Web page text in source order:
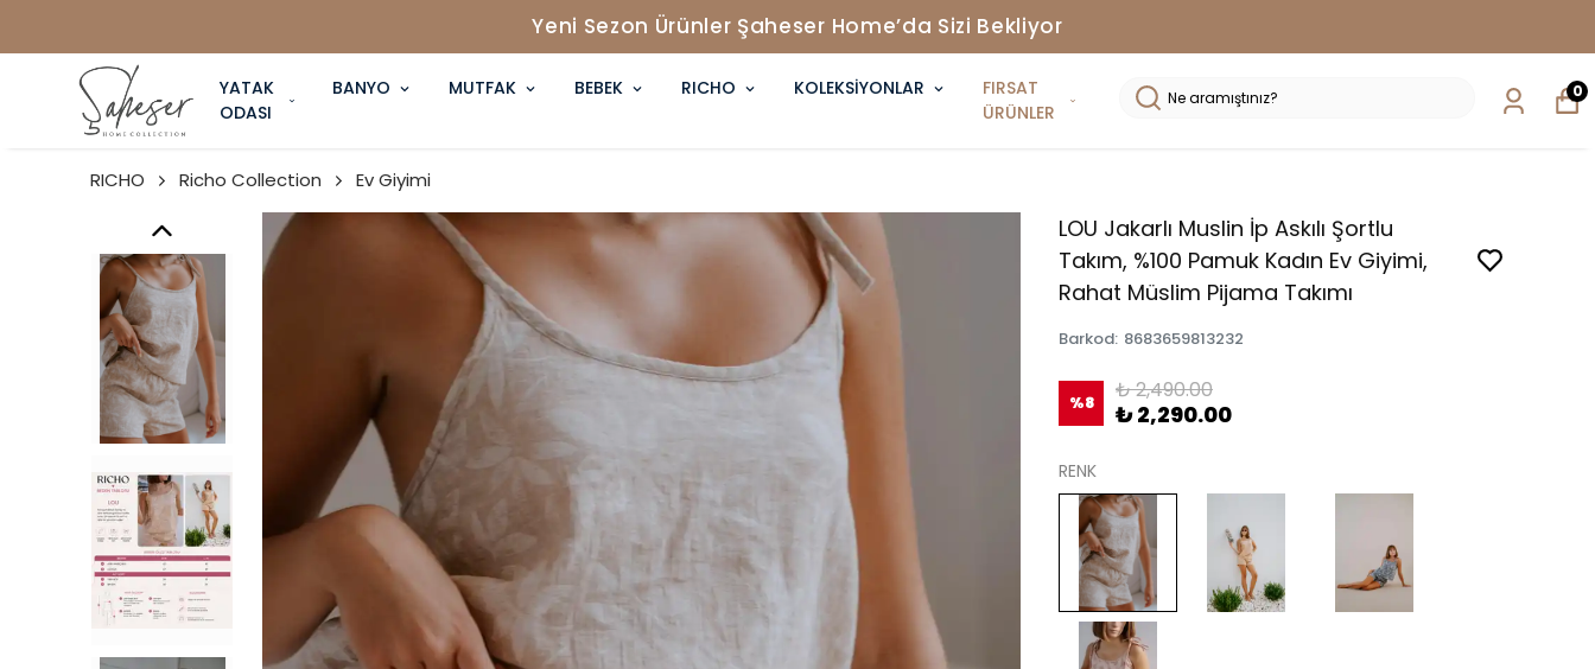
Tüm Siparişlerde Ücretsiz Kargo !
YATAK
ODASI
BANYO MUTFAK BEBEK RICHO KOLEKSİYONLAR
FIRSAT
ÜRÜNLER
0
RICHO Richo Collection Ev Giyimi
LOU Jakarlı Muslin İp Askılı Şortlu
Takım, %100 Pamuk Kadın Ev Giyimi,
Rahat Müslim Pijama Takımı
Barkod: 8683659813232
%8 ₺ 2,490.00
₺ 2,290.00
RENK